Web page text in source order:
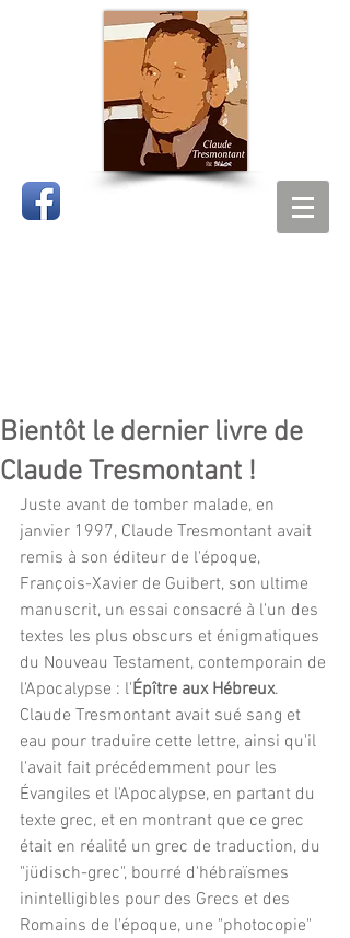
Bientôt le dernier livre de
Claude Tresmontant !
Juste avant de tomber malade, en
janvier 1997, Claude Tresmontant avait
remis à son éditeur de l'époque,
François-Xavier de Guibert, son ultime
manuscrit, un essai consacré à l'un des
textes les plus obscurs et énigmatiques
du Nouveau Testament, contemporain de
l'Apocalypse : l'Épître aux Hébreux.
Claude Tresmontant avait sué sang et
eau pour traduire cette lettre, ainsi qu'il
l'avait fait précédemment pour les
Évangiles et l'Apocalypse, en partant du
texte grec, et en montrant que ce grec
était en réalité un grec de traduction, du
"jüdisch-grec", bourré d'hébraïsmes
inintelligibles pour des Grecs et des
Romains de l'époque, une "photocopie"